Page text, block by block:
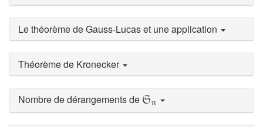
Le théorème de Gauss-Lucas et une application
Théorème de Kronecker
Nombre de dérangements de Sn
Sn